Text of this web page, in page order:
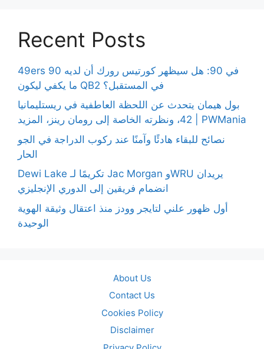
Recent Posts
49ers 90 في 90: هل سيظهر كورتيس رورك أن لديه
ما يكفي ليكون QB2 في المستقبل؟
بول هيمان يتحدث عن اللحظة العاطفية في ريستليمانيا
42، ونظرته الخاصة إلى رومان رينز، المزيد | PWMania
نصائح للبقاء هادئًا وآمنًا عند ركوب الدراجة في الجو
الحار
Dewi Lake تكريمًا لـ Jac Morgan وWRU يريدان
انضمام فريقين إلى الدوري الإنجليزي
أول ظهور علني لتايجر وودز منذ اعتقال وثيقة الهوية
الوحيدة
About Us
Contact Us
Cookies Policy
Disclaimer